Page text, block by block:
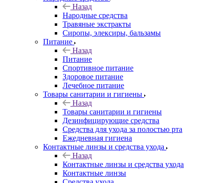
Назад
Народные средства
Травяные экстракты
Сиропы, элексиры, бальзамы
Питание
Назад
Питание
Спортивное питание
Здоровое питание
Лечебное питание
Товары санитарии и гигиены
Назад
Товары санитарии и гигиены
Дезинфицирующие средства
Средства для ухода за полостью рта
Ежедневная гигиена
Контактные линзы и средства ухода
Назад
Контактные линзы и средства ухода
Контактные линзы